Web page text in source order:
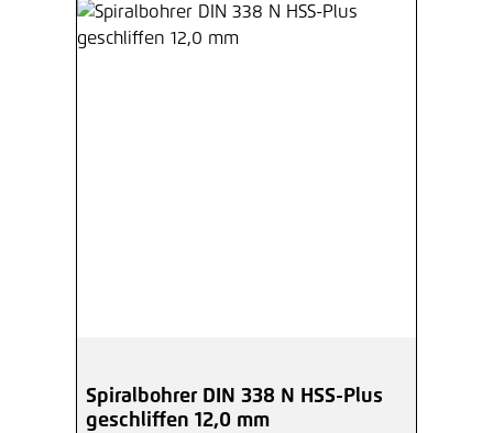
Spiralbohrer DIN 338 N HSS-Plus
geschliffen 12,0 mm